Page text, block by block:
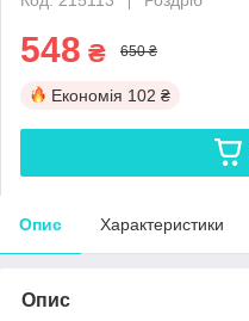
548 ₴ 650 ₴
Економія 102 ₴
Опис Характеристики
Опис